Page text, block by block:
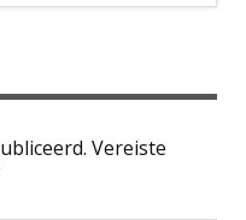
Vereiste